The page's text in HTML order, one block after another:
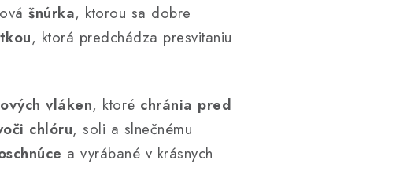
šnúrka, ktorou sa dobre
, ktorá predchádza presvitaniu
vláken, ktoré chránia pred
chlóru, soli a slnečnému
a vyrábané v krásnych